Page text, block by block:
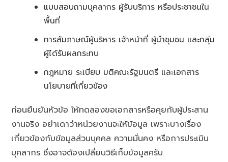
แบบสอบถามบุคลากร ผู้รับบริการ หรือประชาชนใน
พื้นที่
การสัมภาษณ์ผู้บริหาร เจ้าหน้าที่ ผู้นำชุมชน และกลุ่ม
ผู้ได้รับผลกระทบ
กฎหมาย ระเบียบ มติคณะรัฐมนตรี และเอกสาร
นโยบายที่เกี่ยวข้อง
ก่อนยืนยันหัวข้อ ให้ทดลองขอเอกสารหรือคุยกับผู้ประสาน
งานจริง อย่าเดาว่าหน่วยงานจะให้ข้อมูล เพราะบางเรื่อง
เกี่ยวข้องกับข้อมูลส่วนบุคคล ความมั่นคง หรือการประเมิน
บุคลากร ซึ่งอาจต้องเปลี่ยนวิธีเก็บข้อมูลครับ